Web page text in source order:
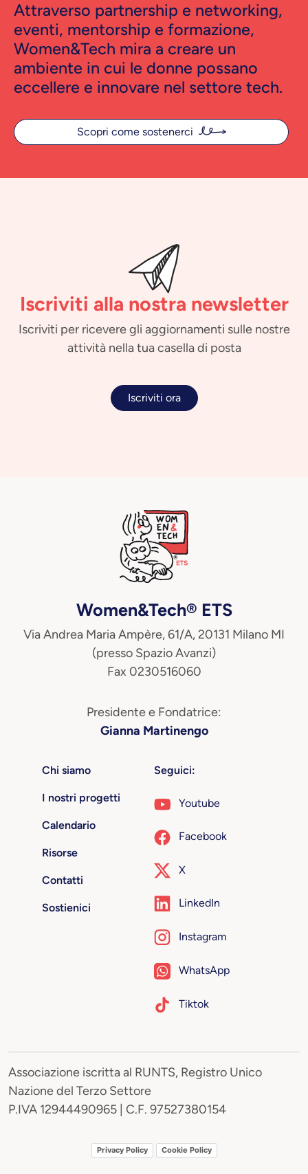
Attraverso partnership e networking,
eventi, mentorship e formazione,
Women&Tech mira a creare un
ambiente in cui le donne possano
eccellere e innovare nel settore tech.
Scopri come sostenerci
Iscriviti alla nostra newsletter
Iscriviti per ricevere gli aggiornamenti sulle nostre
attività nella tua casella di posta
Iscriviti ora
Women&Tech® ETS
Via Andrea Maria Ampère, 61/A, 20131 Milano MI
(presso Spazio Avanzi)
Fax 0230516060
Presidente e Fondatrice:
Gianna Martinengo
Chi siamo
I nostri progetti
Calendario
Risorse
Contatti
Sostienici
Seguici:
Youtube
Facebook
X
LinkedIn
Instagram
WhatsApp
Tiktok
Associazione iscritta al RUNTS, Registro Unico
Nazione del Terzo Settore
P.IVA 12944490965 | C.F. 97527380154
Privacy Policy Cookie Policy